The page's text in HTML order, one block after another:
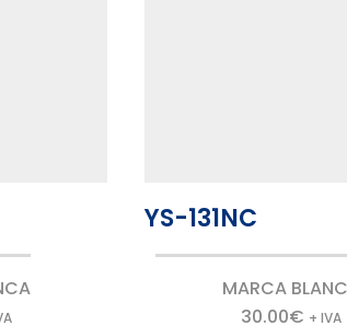
YS-131NC
MARCA
30.00€ + IVA